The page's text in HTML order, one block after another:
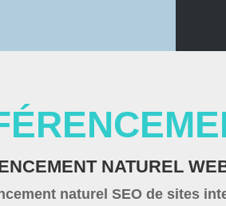
NATUREL
naturel SEO de sites